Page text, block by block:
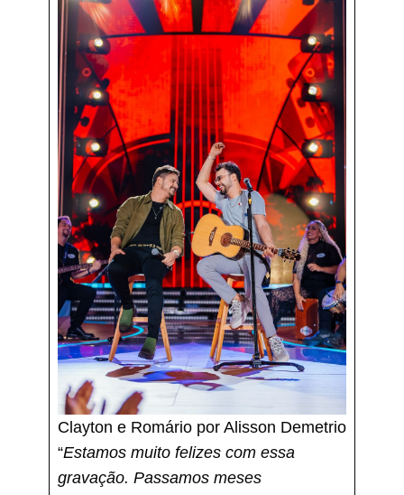
Clayton e Romário por Alisson Demetrio
“Estamos muito felizes com essa
gravação. Passamos meses